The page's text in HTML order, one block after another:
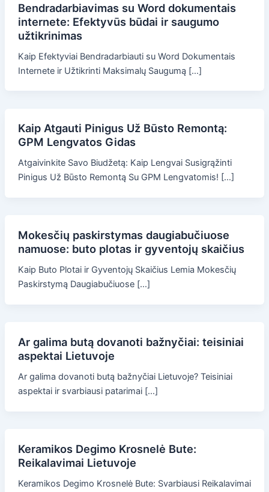
Bendradarbiavimas su Word dokumentais
internete: Efektyvūs būdai ir saugumo
užtikrinimas
Kaip Efektyviai Bendradarbiauti su Word Dokumentais
Internete ir Užtikrinti Maksimalų Saugumą […]
Kaip Atgauti Pinigus Už Būsto Remontą:
GPM Lengvatos Gidas
Atgaivinkite Savo Biudžetą: Kaip Lengvai Susigrąžinti
Pinigus Už Būsto Remontą Su GPM Lengvatomis! […]
Mokesčių paskirstymas daugiabučiuose
namuose: buto plotas ir gyventojų skaičius
Kaip Buto Plotai ir Gyventojų Skaičius Lemia Mokesčių
Paskirstymą Daugiabučiuose […]
Ar galima butą dovanoti bažnyčiai: teisiniai
aspektai Lietuvoje
Ar galima dovanoti butą bažnyčiai Lietuvoje? Teisiniai
aspektai ir svarbiausi patarimai […]
Keramikos Degimo Krosnelė Bute:
Reikalavimai Lietuvoje
Keramikos Degimo Krosnelė Bute: Svarbiausi Reikalavimai